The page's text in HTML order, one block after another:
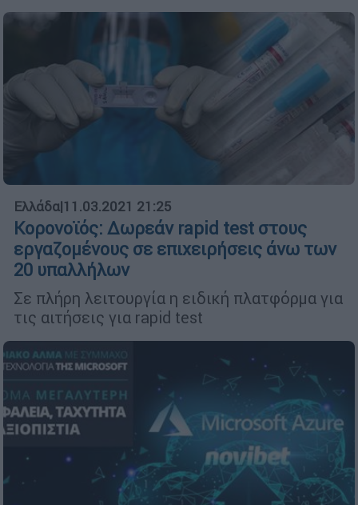
Ελλάδα|11.03.2021 21:25
Κορονοϊός: Δωρεάν rapid test στους
εργαζομένους σε επιχειρήσεις άνω των
20 υπαλλήλων
Σε πλήρη λειτουργία η ειδική πλατφόρμα για
τις αιτήσεις για rapid test